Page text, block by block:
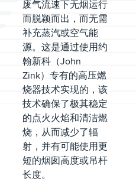
废气流速下无烟运行
而脱颖而出，而无需
补充蒸汽或空气能
源。这是通过使用约
翰新科（John
Zink）专有的高压燃
烧器技术实现的，该
技术确保了极其稳定
的点火火焰和清洁燃
烧，从而减少了辐
射，并有可能使用更
短的烟囱高度或吊杆
长度。